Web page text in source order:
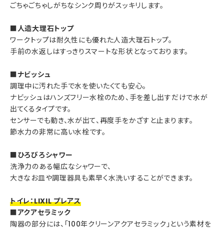
ごちゃごちゃしがちなシンク周りがスッキリします。
■人造大理石トップ
ワークトップは耐久性にも優れた人造大理石トップ。
手前の水返しはすっきりスマートな形状となっております。
■ナビッシュ
調理中に汚れた手で水を使いたくても安心。
ナビッシュはハンズフリー水栓のため、手を差し出すだけで水が
出てくるタイプです。
センサーでも動き、水が出て、再度手をかざすと止まります。
節水力の非常に高い水栓です。
■ひろびろシャワー
洗浄力のある幅広なシャワーで、
大きなお皿や調理器具も素早く水洗いすることができます。
トイレ：LIXIL プレアス
■アクアセラミック
陶器の部分には、「100年クリーンアクアセラミック」という素材を